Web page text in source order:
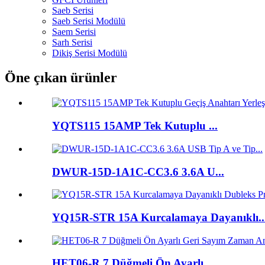
Saeb Serisi
Saeb Serisi Modülü
Saem Serisi
Sarh Serisi
Dikiş Serisi Modülü
Öne çıkan ürünler
YQTS115 15AMP Tek Kutuplu ...
DWUR-15D-1A1C-CC3.6 3.6A U...
YQ15R-STR 15A Kurcalamaya